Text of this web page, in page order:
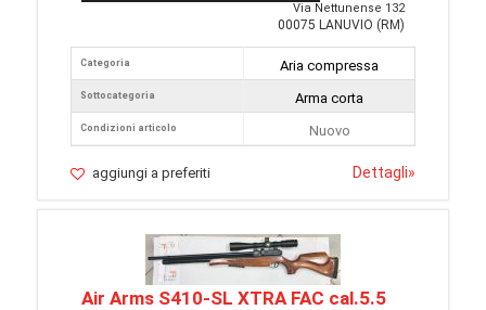
Via Nettunense 132
00075 LANUVIO (RM)
Categoria
Sottocategoria
Condizioni articolo
Aria compressa
Arma corta
Nuovo
aggiungi a preferiti Dettagli»
Air Arms S410-SL XTRA FAC cal.5.5